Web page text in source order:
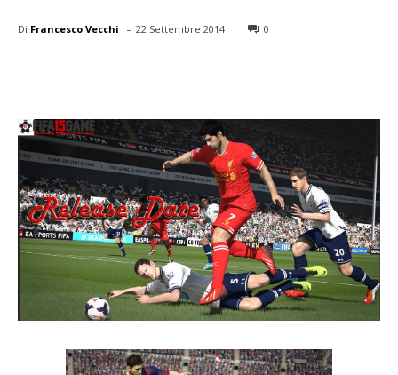
Di Francesco Vecchi - 22 Settembre 2014 0